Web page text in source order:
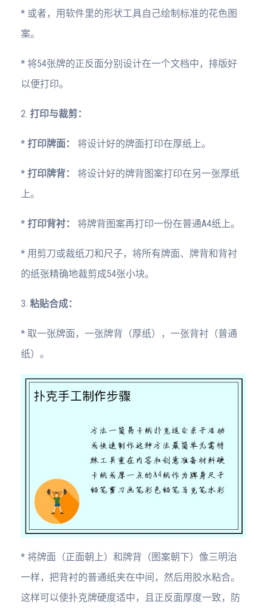
* 或者，用软件里的形状工具自己绘制标准的花色图
案。
* 将54张牌的正反面分别设计在一个文档中，排版好
以便打印。
2. 打印与裁剪：
* 打印牌面： 将设计好的牌面打印在厚纸上。
* 打印牌背：
将设计好的牌背图案打印在另一张厚纸
上。
* 打印背衬： 将牌背图案再打印一份在普通A4纸上。
* 用剪刀或裁纸刀和尺子，将所有牌面、牌背和背衬
的纸张精确地裁剪成54张小块。
3. 粘贴合成：
* 取一张牌面，一张牌背（厚纸），一张背衬（普通
纸）。
* 将牌面（正面朝上）和牌背（图案朝下）像三明治
一样，把背衬的普通纸夹在中间，然后用胶水粘合。
这样可以使扑克牌硬度适中，且正反面厚度一致，防